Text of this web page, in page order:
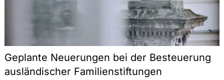
Geplante Neuerungen bei der Besteuerung
ausländischer Familienstiftungen